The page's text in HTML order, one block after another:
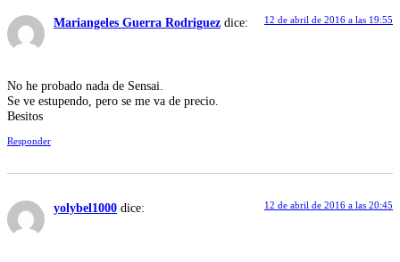
Mariangeles Guerra Rodriguez dice: 12 de abril de 2016 a las 19:55
No he probado nada de Sensai.
Se ve estupendo, pero se me va de precio.
Besitos
Responder
yolybel1000 dice: 12 de abril de 2016 a las 20:45